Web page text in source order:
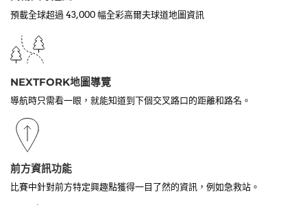
預載全球超過 43,000 幅全彩高爾夫球道地圖資訊
NEXTFORK地圖導覽
導航時只需看一眼，就能知道到下個交叉路口的距離和路名。
前方資訊功能
比賽中針對前方特定興趣點獲得一目了然的資訊，例如急救站。